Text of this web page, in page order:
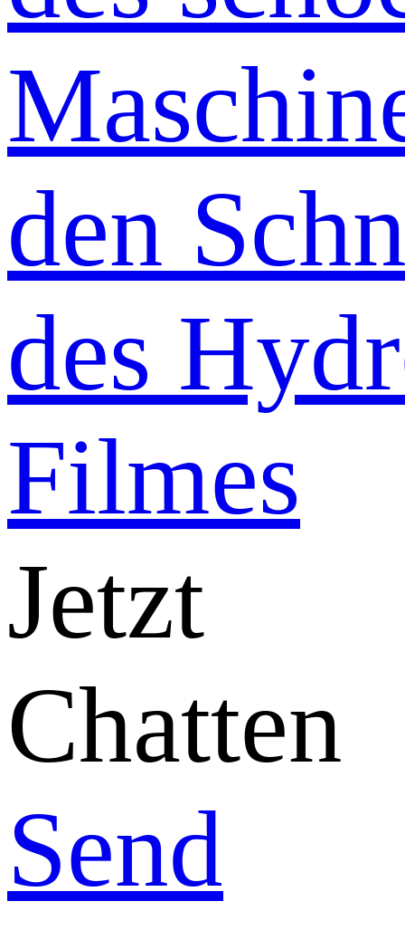
Jetzt
Chatten
Send